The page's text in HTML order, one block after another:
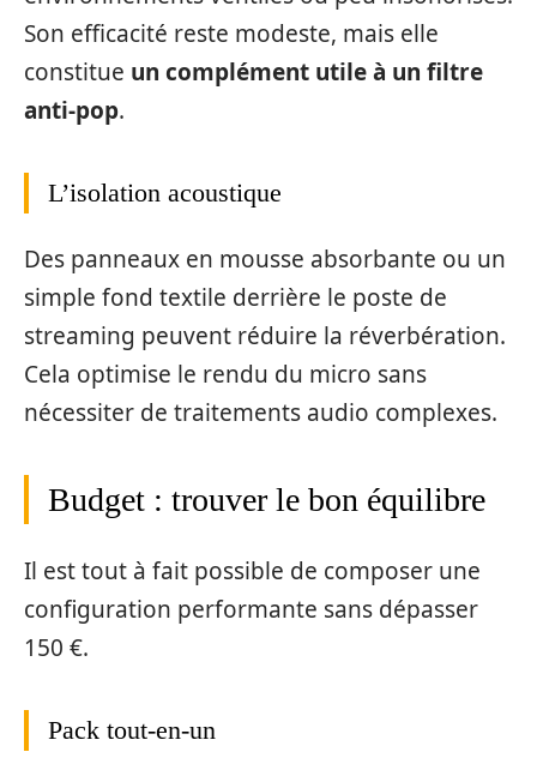
Son efficacité reste modeste, mais elle
constitue un complément utile à un filtre
anti-pop.
L’isolation acoustique
Des panneaux en mousse absorbante ou un
simple fond textile derrière le poste de
streaming peuvent réduire la réverbération.
Cela optimise le rendu du micro sans
nécessiter de traitements audio complexes.
Budget : trouver le bon équilibre
Il est tout à fait possible de composer une
configuration performante sans dépasser
150 €.
Pack tout-en-un